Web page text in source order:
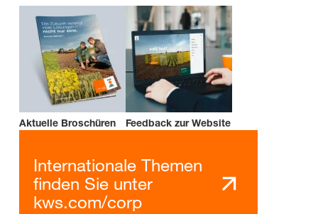
Aktuelle Broschüren Feedback zur Website
Internationale Themen
finden Sie unter
kws.com/corp